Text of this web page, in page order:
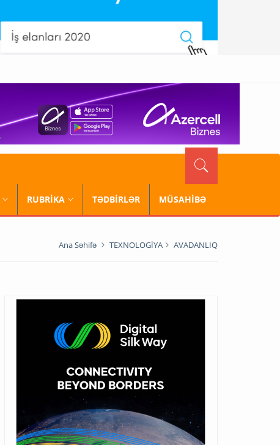
RUBRİKA TƏDBİRLƏR MÜSAHİBƏ
Ana Səhifə TEXNOLOGİYA AVADANLIQ